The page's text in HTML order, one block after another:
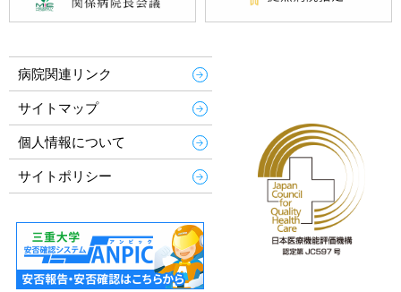
病院関連リンク
サイトマップ
個人情報について
サイトポリシー